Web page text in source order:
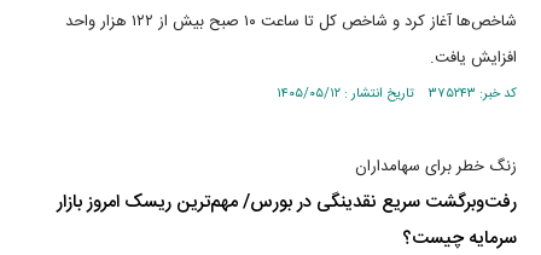
شاخص‌ها آغاز کرد و شاخص کل تا ساعت ۱۰ صبح بیش از ۱۲۲ هزار واحد
افزایش یافت.
کد خبر: ۳۷۵۲۴۳ تاریخ انتشار : ۱۴۰۵/۰۵/۱۲
زنگ خطر برای سهامداران
رفت‌وبرگشت سریع نقدینگی در بورس/ مهم‌ترین ریسک امروز بازار
سرمایه چیست؟